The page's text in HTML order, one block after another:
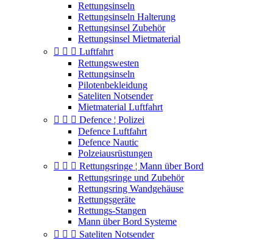
Rettungsinseln
Rettungsinseln Halterung
Rettungsinsel Zubehör
Rettungsinsel Mietmaterial
   Luftfahrt
Rettungswesten
Rettungsinseln
Pilotenbekleidung
Sateliten Notsender
Mietmaterial Luftfahrt
   Defence ¦ Polizei
Defence Luftfahrt
Defence Nautic
Polzeiausrüstungen
   Rettungsringe ¦ Mann über Bord
Rettungsringe und Zubehör
Rettungsring Wandgehäuse
Rettungsgeräte
Rettungs-Stangen
Mann über Bord Systeme
   Sateliten Notsender